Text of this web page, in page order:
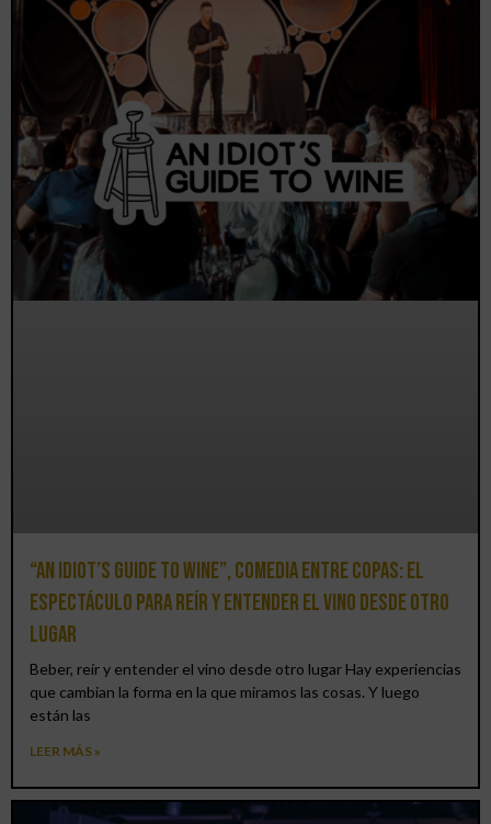
“An Idiot’s Guide to Wine”, comedia entre copas: el
espectáculo para reír y entender el vino desde otro
lugar
Beber, reír y entender el vino desde otro lugar Hay experiencias
que cambian la forma en la que miramos las cosas. Y luego
están las
LEER MÁS »